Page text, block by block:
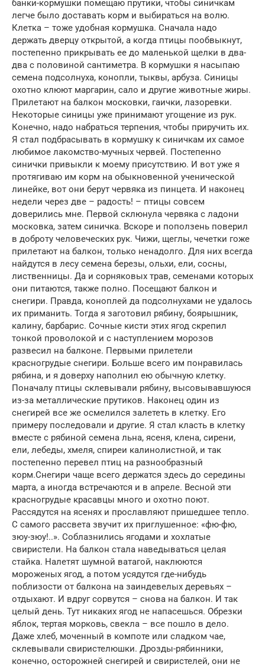
банки-кормушки помещаю прутики, чтобы синичкам
легче было доставать корм и выбираться на волю.
Клетка – тоже удобная кормушка. Сначала надо
держать дверцу открытой, а когда птицы пообвыкнут,
постепенно прикрывать ее до маленькой щелки в два-
два с половиной сантиметра. В кормушки я насыпаю
семена подсолнуха, конопли, тыквы, арбуза. Синицы
охотно клюют маргарин, сало и другие животные жиры.
Прилетают на балкон московки, гаички, лазоревки.
Некоторые синицы уже принимают угощение из рук.
Конечно, надо набраться терпения, чтобы приручить их.
Я стал подбрасывать в кормушку к синичкам их самое
любимое лакомство-мучных червей. Постепенно
синички привыкли к моему присутствию. И вот уже я
протягиваю им корм на обыкновенной ученической
линейке, вот они берут червяка из пинцета. И наконец
недели через две – радость! – птицы совсем
доверились мне. Первой склюнула червяка с ладони
московка, затем синичка. Вскоре и поползень поверил
в доброту человеческих рук. Чижи, щеглы, чечетки гоже
прилетают на балкон, только ненадолго. Для них всегда
найдутся в лесу семена березы, ольхи, ели, сосны,
лиственницы. Да и сорняковых трав, семенами которых
они питаются, также полно. Посещают балкон и
снегири. Правда, коноплей да подсолнухами не удалось
их приманить. Тогда я заготовил рябину, боярышник,
калину, барбарис. Сочные кисти этих ягод скрепил
тонкой проволокой и с наступлением морозов
развесил на балконе. Первыми прилетели
красногрудые снегири. Больше всего им понравилась
рябина, и я доверху наполнил ею обычную клетку.
Поначалу птицы склевывали рябину, высовывавшуюся
из-за металлические прутиков. Наконец один из
снегирей все же осмелился залететь в клетку. Его
примеру последовали и другие. Я стал класть в клетку
вместе с рябиной семена льна, ясеня, клена, сирени,
ели, лебеды, хмеля, спиреи калинолистной, и так
постепенно перевел птиц на разнообразный
корм.Снегири чаще всего держатся здесь до середины
марта, а иногда встречаются и в апреле. Весной эти
красногрудые красавцы много и охотно поют.
Рассядутся на ясенях и прославляют пришедшее тепло.
С самого рассвета звучит их приглушенное: «фю-фю,
зюу-зюу!..». Соблазнились ягодами и хохлатые
свиристели. На балкон стала наведываться целая
стайка. Налетят шумной ватагой, наклюются
мороженых ягод, а потом усядутся где-нибудь
поблизости от балкона на заиндевелых деревьях –
отдыхают. И вдруг сорвутся – снова на балкон. И так
целый день. Тут никаких ягод не напасешься. Обрезки
яблок, тертая морковь, свекла – все пошло в дело.
Даже хлеб, моченный в компоте или сладком чае,
склевывали свиристелюшки. Дрозды-рябинники,
конечно, осторожней снегирей и свиристелей, они не